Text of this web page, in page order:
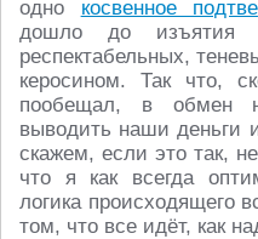
одно косвенное
дошло до изъятия
респектабельных,
керосином. Так что,
пообещал, в обмен
выводить наши деньги
скажем, если это так,
что я как всегда
логика происходящего
том, что все идёт, как